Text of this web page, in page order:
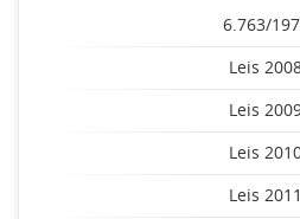
6.763/
Leis
Leis
Leis
Leis 2011